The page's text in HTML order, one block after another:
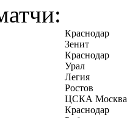
Краснодар
Зенит
Краснодар
Урал
Легия
Ростов
ЦСКА Москва
Краснодар